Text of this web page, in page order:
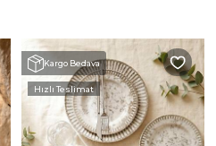
Kargo Bedava
Hızlı Teslimat